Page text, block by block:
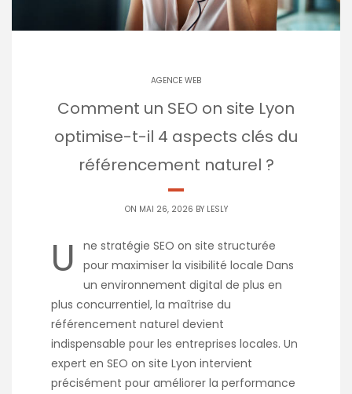
AGENCE WEB
Comment un SEO on site Lyon
optimise-t-il 4 aspects clés du
référencement naturel ?
ON MAI 26, 2026 BY LESLY
U
ne stratégie SEO on site structurée
pour maximiser la visibilité locale Dans
un environnement digital de plus en
plus concurrentiel, la maîtrise du
référencement naturel devient
indispensable pour les entreprises locales. Un
expert en SEO on site Lyon intervient
précisément pour améliorer la performance